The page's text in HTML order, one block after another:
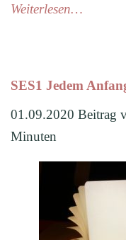
Weiterlesen…
SES1 Jedem
01.09.2020 Beitrag
Minuten